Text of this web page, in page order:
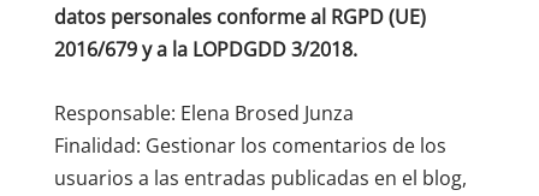
datos personales conforme al RGPD (UE)
2016/679 y a la LOPDGDD 3/2018.
Responsable: Elena Brosed Junza
Finalidad: Gestionar los comentarios de los
usuarios a las entradas publicadas en el blog,